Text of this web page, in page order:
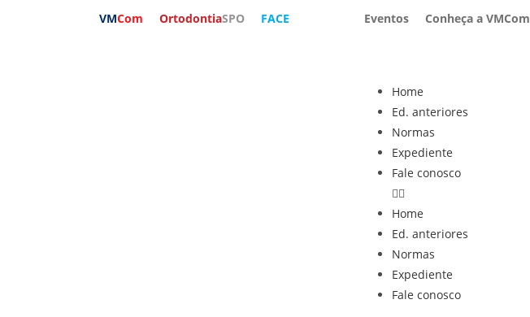
VMCom OrtodontiaSPO FACE Eventos Conheça a VMCom
Home
Ed. anteriores
Normas
Expediente
Fale conosco
Home
Ed. anteriores
Normas
Expediente
Fale conosco